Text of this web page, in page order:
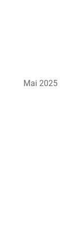
Mai 2025